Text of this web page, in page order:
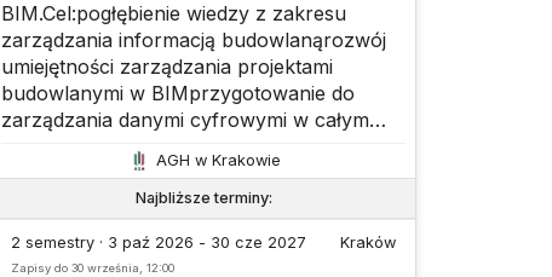
BIM.Cel:pogłębienie wiedzy z zakresu
zarządzania informacją budowlanąrozwój
umiejętności zarządzania projektami
budowlanymi w BIMprzygotowanie do
zarządzania danymi cyfrowymi w całym
cyklu życia obiektunauka zarządzania
procesami inwestycyjnymi z
wykorzystaniem modeli BIMStudia
koncentrują się na zarządzaniu cyfrowym
opisem budynku i jego wykorzystaniu jako
AGH w Krakowie
Najbliższe terminy:
2 semestry · 3 paź 2026 - 30 cze 2027
Zapisy do 30 września, 12:00
Kraków